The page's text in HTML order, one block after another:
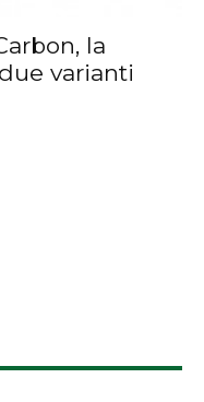
la
varianti